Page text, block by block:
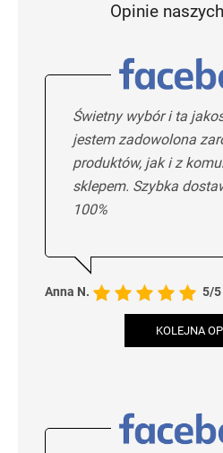
Opinie
Świetny wybór i ta
jestem zadowolona
produktów, jak i z
sklepem. Szybka
100%
Anna N. 5/5
KOLEJNA